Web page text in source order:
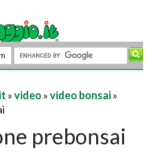
»video »video bonsai»
prebonsai